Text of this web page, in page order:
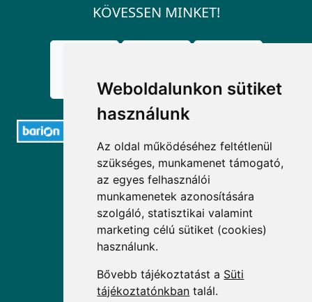
Weboldalunkon sütiket
használunk
Az oldal működéséhez feltétlenül
szükséges, munkamenet támogató,
az egyes felhasználói
munkamenetek azonosítására
szolgáló, statisztikai valamint
marketing célú sütiket (cookies)
használunk.
Bővebb tájékoztatást a Süti
tájékoztatónkban talál.
KÖVESSEN MINKET!
ELÉRHETŐSÉGEK
+36 1 880 7600
info@mprx.hu